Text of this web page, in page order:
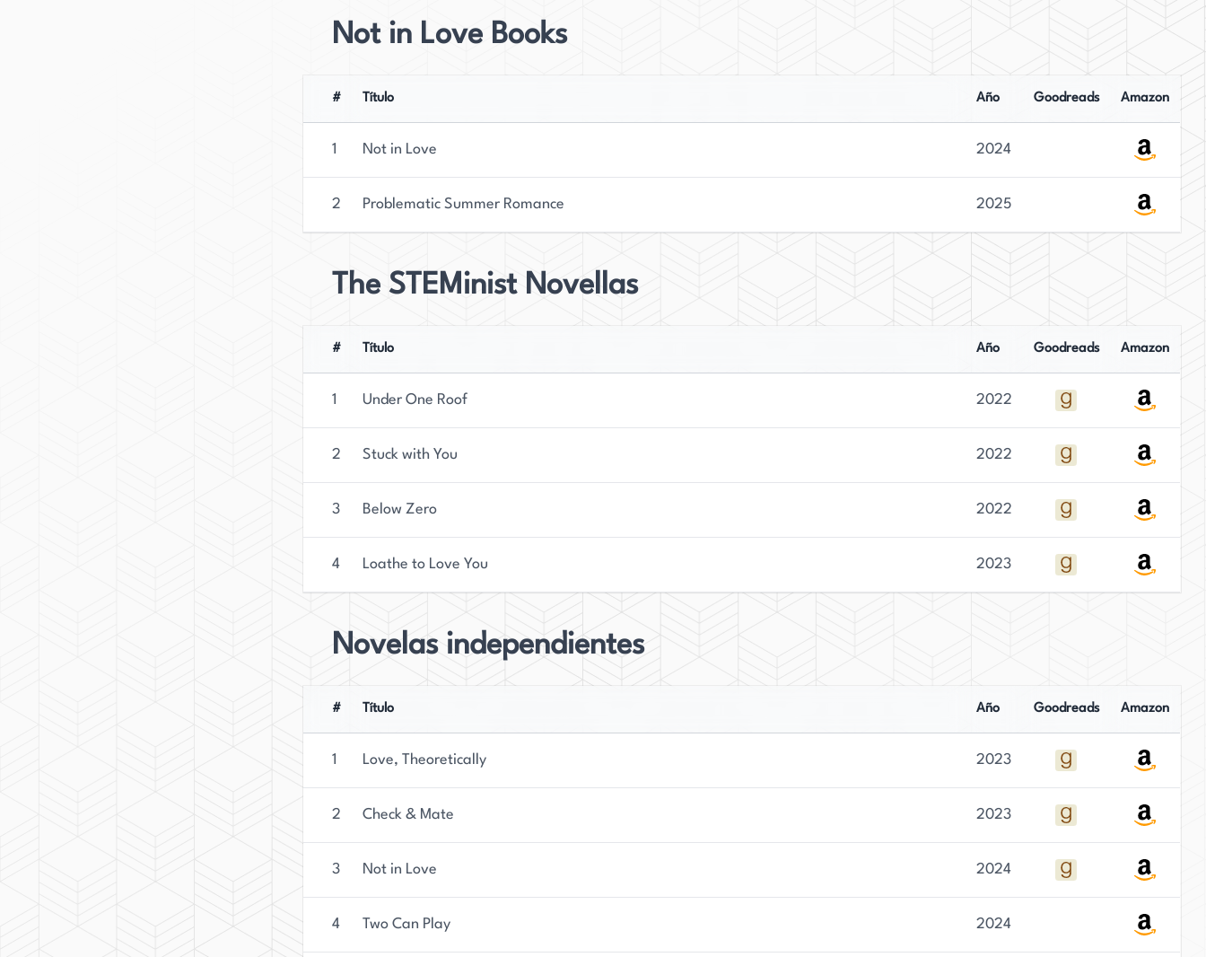
Not in Love Books
# Título Año Goodreads Amazon
1 Not in Love 2024
2 Problematic Summer Romance 2025
The STEMinist Novellas
# Título Año Goodreads Amazon
1 Under One Roof 2022
2 Stuck with You 2022
3 Below Zero 2022
4 Loathe to Love You 2023
Novelas independientes
# Título Año Goodreads Amazon
1 Love, Theoretically 2023
2 Check & Mate 2023
3 Not in Love 2024
4 Two Can Play 2024